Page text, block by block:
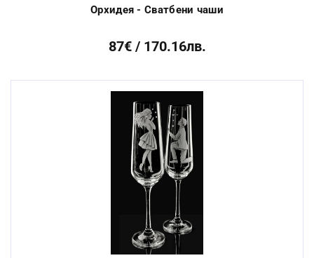
Орхидея - Сватбени чаши
87€ / 170.16лв.